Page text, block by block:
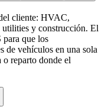
cliente: HVAC,
utilities y construcción. El
para que los
de vehículos en una sola
o reparto donde el